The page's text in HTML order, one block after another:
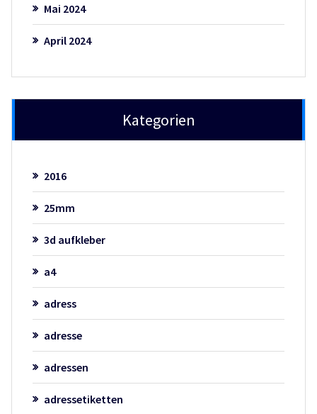
Mai 2024
April 2024
Kategorien
2016
25mm
3d aufkleber
a4
adress
adresse
adressen
adressetiketten